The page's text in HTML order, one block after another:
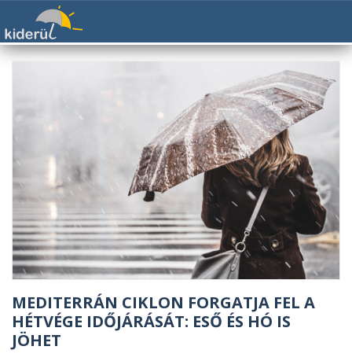
MEDITERRÁN CIKLON FORGATJA FEL A
HÉTVÉGE IDŐJÁRÁSÁT: ESŐ ÉS HÓ IS
JÖHET